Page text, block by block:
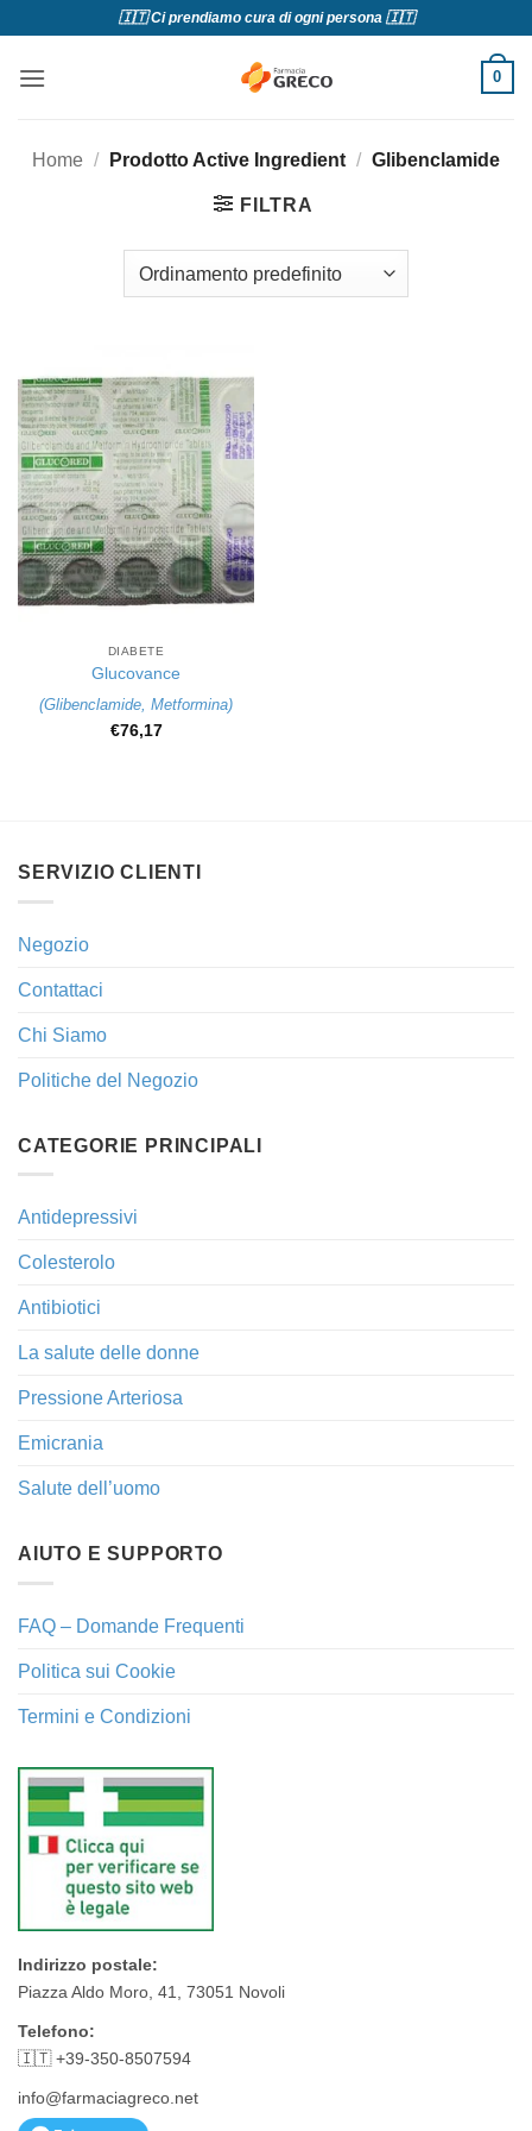
contenuti
🇮🇹 Ci prendiamo cura di ogni persona 🇮🇹
0
Home / Prodotto Active Ingredient / Glibenclamide
FILTRA
DIABETE
Glucovance
(Glibenclamide, Metformina)
€76,17
SERVIZIO CLIENTI
Negozio
Contattaci
Chi Siamo
Politiche del Negozio
CATEGORIE PRINCIPALI
Antidepressivi
Colesterolo
Antibiotici
La salute delle donne
Pressione Arteriosa
Emicrania
Salute dell’uomo
AIUTO E SUPPORTO
FAQ – Domande Frequenti
Politica sui Cookie
Termini e Condizioni
Indirizzo postale:
Piazza Aldo Moro, 41, 73051 Novoli
Telefono:
🇮🇹 +39-350-8507594
info@farmaciagreco.net